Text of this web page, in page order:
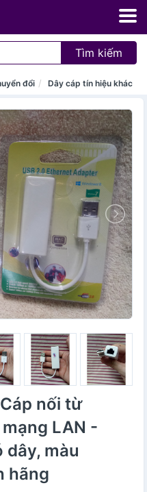
Tìm kiếm
đổi Dây cáp tín hiệu khác
nối từ
LAN -
dây, màu
hãng